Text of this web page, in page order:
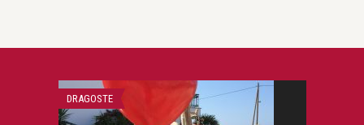
DRAGOSTE